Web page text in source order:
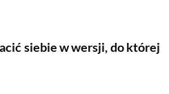
siebie w wersji, do której